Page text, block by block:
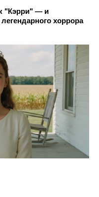
"Кэрри" — и
хоррора